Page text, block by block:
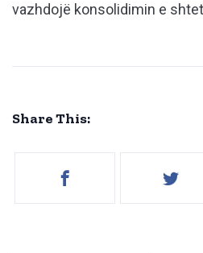
vazhdojë konsolidimin e
Share This: